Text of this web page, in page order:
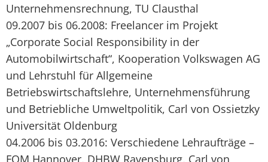
Unternehmensrechnung, TU Clausthal
09.2007 bis 06.2008: Freelancer im Projekt
„Corporate Social Responsibility in der
Automobilwirtschaft“, Kooperation Volkswagen AG
und Lehrstuhl für Allgemeine
Betriebswirtschaftslehre, Unternehmensführung
und Betriebliche Umweltpolitik, Carl von Ossietzky
Universität Oldenburg
04.2006 bis 03.2016: Verschiedene Lehraufträge –
FOM Hannover, DHBW Ravensburg, Carl von